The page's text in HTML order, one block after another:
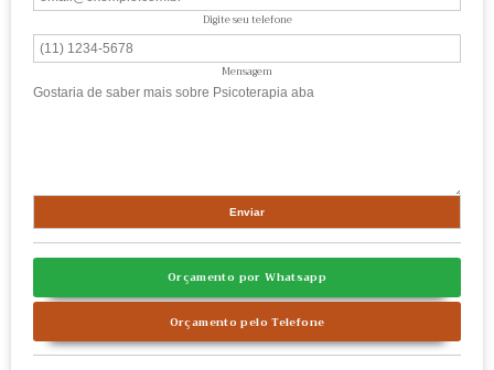
Digite seu telefone
Mensagem
Orçamento por Whatsapp
Orçamento pelo Telefone